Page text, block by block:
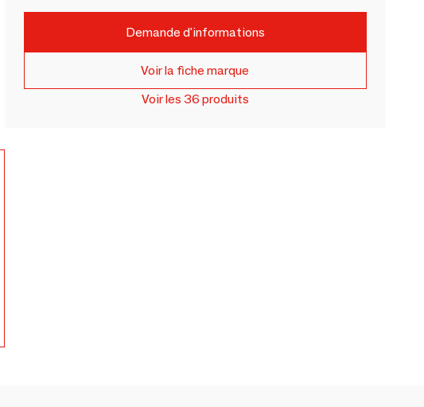
Demande d'informations
Voir la fiche marque
Voir les 36 produits